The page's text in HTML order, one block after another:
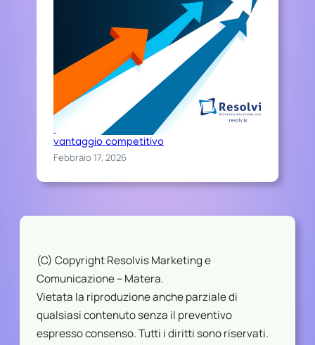
Chi sceglie Resolvis difende il proprio
vantaggio competitivo
Febbraio 17, 2026
(C) Copyright Resolvis Marketing e
Comunicazione – Matera.
Vietata la riproduzione anche parziale di
qualsiasi contenuto senza il preventivo
espresso consenso. Tutti i diritti sono riservati.